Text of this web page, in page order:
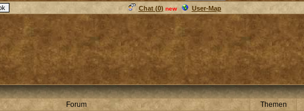
Chat (0) new User-Map
Forum Themen